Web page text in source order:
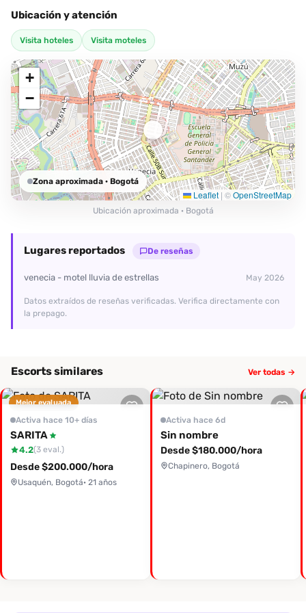
Ubicación y atención
Visita hoteles Visita moteles
+
−
Leaflet | ©OpenStreetMap
Zona aproximada · Bogotá
Ubicación aproximada · Bogotá
Lugares reportados De reseñas
venecia - motel lluvia de estrellas May 2026
Datos extraídos de reseñas verificadas. Verifica directamente con
la prepago.
Escorts similares Ver todas →
Mejor evaluada
Activa hace 10+ días
SARITA
4.2(3 eval.)
Desde $200.000/hora
Usaquén, Bogotá· 21 años
Activa hace 6d
Sin nombre
Desde $180.000/hora
Chapinero, Bogotá